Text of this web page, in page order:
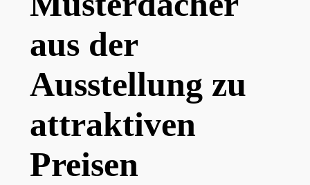
aus der
Ausstellung zu
attraktiven
Preisen